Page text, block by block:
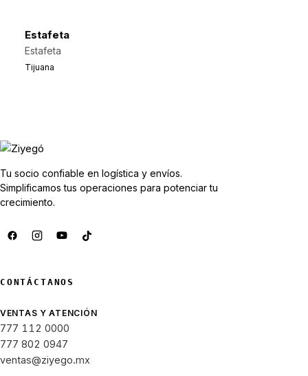
Estafeta
Estafeta
Tijuana
Tu socio confiable en logística y envíos.
Simplificamos tus operaciones para potenciar tu
crecimiento.
CONTÁCTANOS
VENTAS Y ATENCIÓN
777 112 0000
777 802 0947
ventas@ziyego.mx